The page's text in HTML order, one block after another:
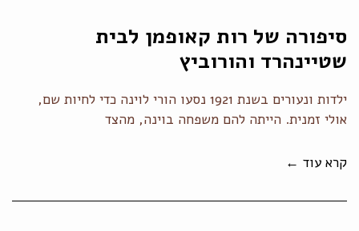
סיפורה של רות קאופמן לבית
שטיינהרד והורוביץ
ילדות ונעורים בשנת 1921 נסעו הורי לוינה כדי לחיות שם,
אולי זמנית. הייתה להם משפחה בוינה, מהצד
קרא עוד ←